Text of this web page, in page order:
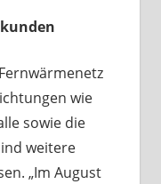
wie
sowie die
weitere
„Im August